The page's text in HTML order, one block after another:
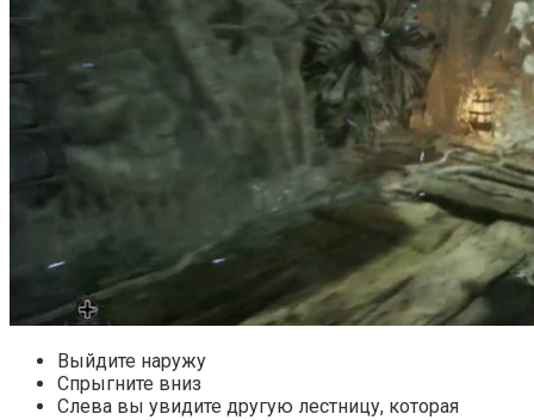
Выйдите наружу
Cпрыгните вниз
Cлева вы увидите другую лестницу, которая